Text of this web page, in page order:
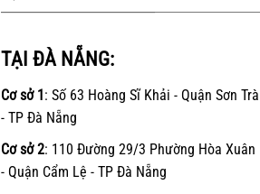
TẠI ĐÀ NẴNG:
Cơ sở 1 : Số 63 Hoàng Sĩ Khải - Quận Sơn Trà
- TP Đà Nẵng
Cơ sở 2: 110 Đường 29/3 Phường Hòa Xuân
- Quận Cẩm Lệ - TP Đà Nẵng